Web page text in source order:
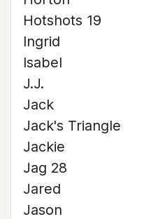
Hotshots 19
Ingrid
Isabel
J.J.
Jack
Jack's Triangle
Jackie
Jag 28
Jared
Jason